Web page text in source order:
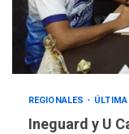
REGIONALES ÚLTIMA
Ineguard y U